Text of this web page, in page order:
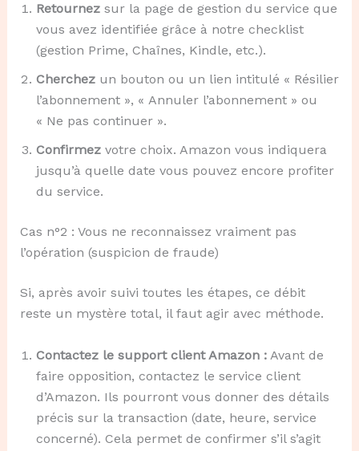
Retournezsur la page de gestion du service que
vous avez identifiée grâce à notre checklist
(gestion Prime, Chaînes, Kindle, etc.).
Cherchezun bouton ou un lien intitulé « Résilier
l’abonnement », « Annuler l’abonnement » ou
« Ne pas continuer ».
Confirmezvotre choix. Amazon vous indiquera
jusqu’à quelle date vous pouvez encore profiter
du service.
Cas n°2 : Vous ne reconnaissez vraiment pas
l’opération (suspicion de fraude)
Si, après avoir suivi toutes les étapes, ce débit
reste un mystère total, il faut agir avec méthode.
Contactez le support client Amazon :Avant de
faire opposition, contactez le service client
d’Amazon. Ils pourront vous donner des détails
précis sur la transaction (date, heure, service
concerné). Cela permet de confirmer s’il s’agit